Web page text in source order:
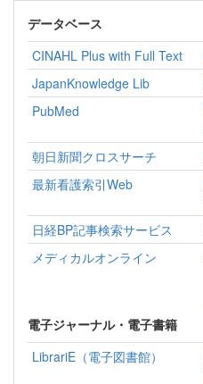
データベース
CINAHL Plus with Full Text
JapanKnowledge Lib
PubMed
朝日新聞クロスサーチ
最新看護索引Web
日経BP記事検索サービス
メディカルオンライン
電子ジャーナル・電子書籍
LibrariE（電子図書館）